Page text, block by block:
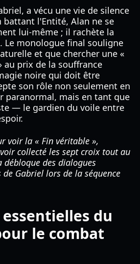
a vécu une vie de silence
battant l'Entité, Alan ne se
lui-même ; il rachète la
Le monologue final souligne
et que chercher une «
au prix de la souffrance
noire qui doit être
son rôle non seulement en
paranormal, mais en tant que
— le gardien du voile entre
voir la « Fin véritable »,
collecté les sept croix tout au
débloque des dialogues
Gabriel lors de la séquence
du
le combat